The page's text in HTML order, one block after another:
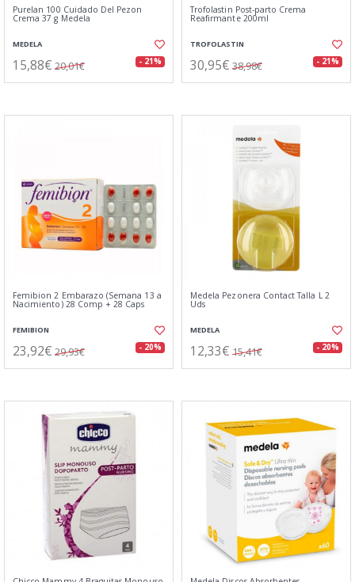
Purelan 100 Cuidado Del Pezon
Crema 37 g Medela
MEDELA
15,88€ 20,01€ - 21%
Trofolastin Post-parto Crema
Reafirmante 200ml
TROFOLASTIN
30,95€ 38,98€ - 21%
Femibion 2 Embarazo (Semana 13 a
Nacimiento) 28 Comp + 28 Caps
FEMIBION
23,92€ 29,93€ - 20%
Medela Pezonera Contact Talla L 2
Uds
MEDELA
12,33€ 15,41€ - 20%